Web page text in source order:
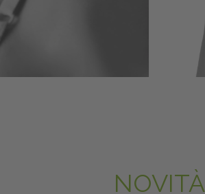
NOVITÀ